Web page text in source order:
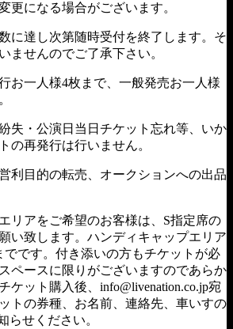
更になる場合がございます。
に達し次第随時受付を終了します。そ
ませんのでご了承下さい。
お一人様4枚まで、一般発売お一人様
失・公演日当日チケット忘れ等、いか
の再発行は行いません。
利目的の転売、オークションへの出品
リアをご希望のお客様は、S指定席の
い致します。ハンディキャップエリア
でです。付き添いの方もチケットが必
ペースに限りがございますのであらか
ケット購入後、info@livenation.co.jp宛
トの券種、お名前、連絡先、車いすの
らせください。